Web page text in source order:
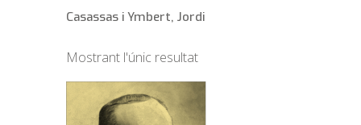
Casassas i Ymbert, Jordi
Mostrant l'únic resultat